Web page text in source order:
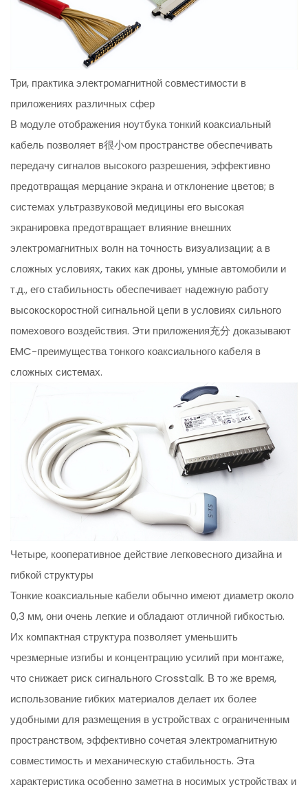
Три, практика электромагнитной совместимости в
приложениях различных сфер
В модуле отображения ноутбука тонкий коаксиальный
кабель позволяет в很小ом пространстве обеспечивать
передачу сигналов высокого разрешения, эффективно
предотвращая мерцание экрана и отклонение цветов; в
системах ультразвуковой медицины его высокая
экранировка предотвращает влияние внешних
электромагнитных волн на точность визуализации; а в
сложных условиях, таких как дроны, умные автомобили и
т.д., его стабильность обеспечивает надежную работу
высокоскоростной сигнальной цепи в условиях сильного
помехового воздействия. Эти приложения充分 доказывают
EMC-преимущества тонкого коаксиального кабеля в
сложных системах.
Четыре, кооперативное действие легковесного дизайна и
гибкой структуры
Тонкие коаксиальные кабели обычно имеют диаметр около
0,3 мм, они очень легкие и обладают отличной гибкостью.
Их компактная структура позволяет уменьшить
чрезмерные изгибы и концентрацию усилий при монтаже,
что снижает риск сигнального Crosstalk. В то же время,
использование гибких материалов делает их более
удобными для размещения в устройствах с ограниченным
пространством, эффективно сочетая электромагнитную
совместимость и механическую стабильность. Эта
характеристика особенно заметна в носимых устройствах и